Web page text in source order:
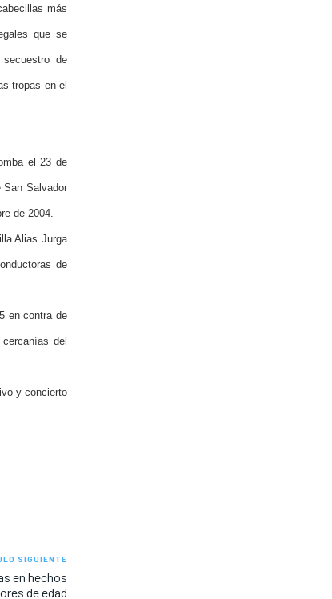
más
que se
de
tropas en el
el 23 de
San Salvador
de 2004.
Alias Jurga
de
en contra de
del
y concierto
SIGUIENTE
en hechos
de edad